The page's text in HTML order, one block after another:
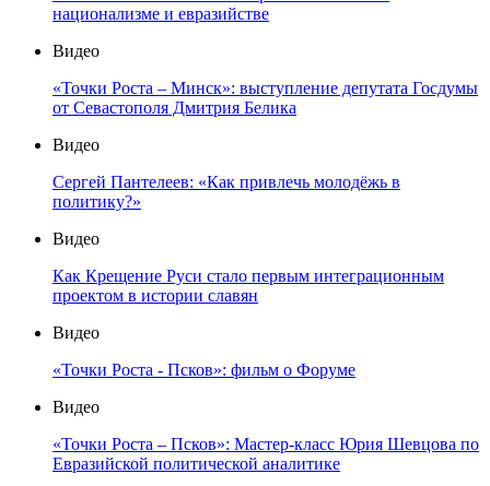
национализме и евразийстве
Видео
«Точки Роста – Минск»: выступление депутата Госдумы
от Севастополя Дмитрия Белика
Видео
Сергей Пантелеев: «Как привлечь молодёжь в
политику?»
Видео
Как Крещение Руси стало первым интеграционным
проектом в истории славян
Видео
«Точки Роста - Псков»: фильм о Форуме
Видео
«Точки Роста – Псков»: Мастер-класс Юрия Шевцова по
Евразийской политической аналитике